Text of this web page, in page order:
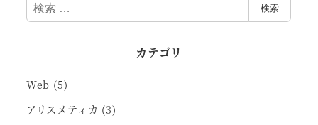
索
検索
カテゴリ
Web (5)
アリスメティカ (3)